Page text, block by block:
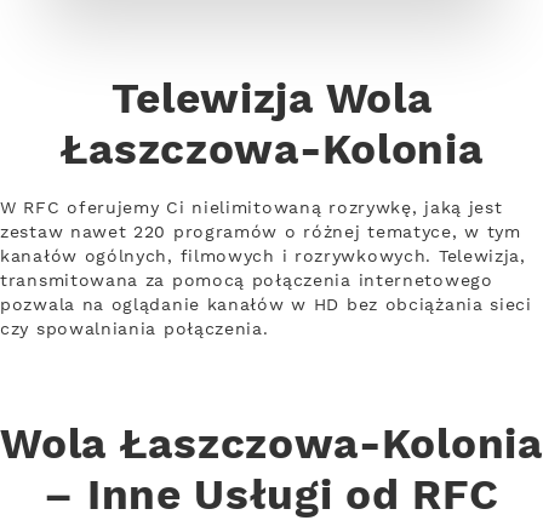
Telewizja Wola
Łaszczowa-Kolonia
W RFC oferujemy Ci nielimitowaną rozrywkę, jaką jest
zestaw nawet 220 programów o różnej tematyce, w tym
kanałów ogólnych, filmowych i rozrywkowych. Telewizja,
transmitowana za pomocą połączenia internetowego
pozwala na oglądanie kanałów w HD bez obciążania sieci
czy spowalniania połączenia.
Wola Łaszczowa-Kolonia
– Inne Usługi od RFC